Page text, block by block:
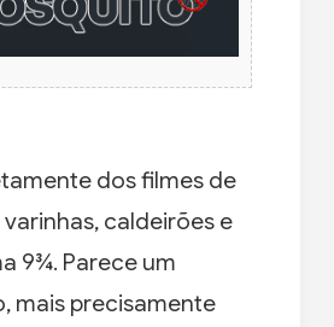
dos filmes de
caldeirões e
9¾. Parece um
mais precisamente